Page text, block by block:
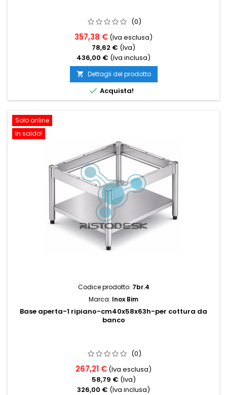
(0)
357,38 € (Iva esclusa)
78,62 € (Iva)
436,00 € (Iva inclusa)
 Dettagli del prodotto
 Acquista!
Solo online
In saldo!
Codice prodotto: 7br.4
Marca: Inox Bim
Base aperta-1 ripiano-cm40x58x63h-per cottura da
banco
(0)
267,21 € (Iva esclusa)
58,79 € (Iva)
326,00 € (Iva inclusa)